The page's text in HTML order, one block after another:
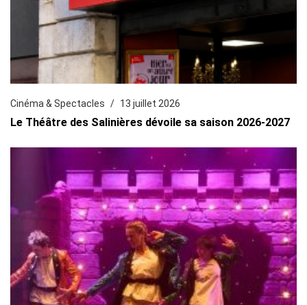
Cinéma & Spectacles 13 juillet 2026
Le Théâtre des Salinières dévoile sa saison 2026-2027